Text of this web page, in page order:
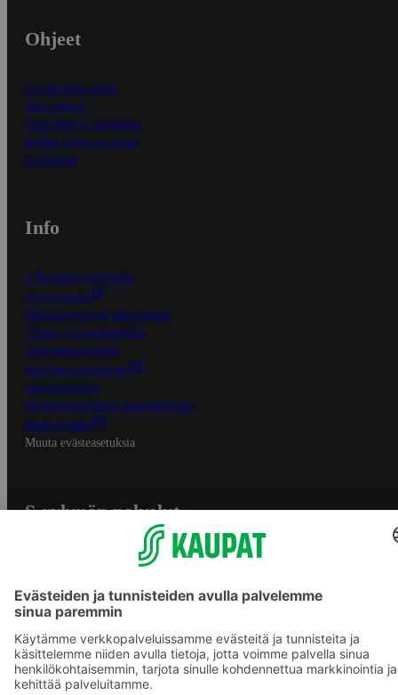
Ohjeet
Ensitilaajan ohjeet
Näin maksat
Näin tilaat ja muokkaat
Kaikki ohjeet ja vinkit
In English
Info
S-Business yrityksille
Oiva-raportit
Osuuskauppojen yhteystiedot
Tilaus- ja toimitusehdot
Tietosuojakäytäntö
Palvelun käyttöehdot
Saavutettavuus
Mobiilisovelluksen saavutettavuus
Mainostajalle
Muuta evästeasetuksia
S-ryhmän palvelut
Yhteishyvä Ruoka -sovellus
S-ostoslista -sovellus
Prisma.fi
Sokos.fi
S-Pankki